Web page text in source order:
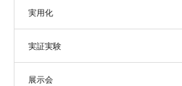
実用化
実証実験
展示会